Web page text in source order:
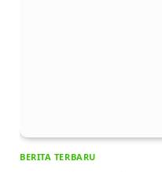
BERITA TERBARU